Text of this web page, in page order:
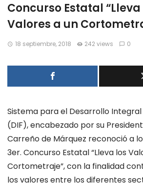
Concurso Estatal “Lleva
Valores a un
18 septiembre, 2018 242 views 0
Sistema para el Desarrollo Integral
(DIF), encabezado por su
Carreño de Márquez reconoció a
3er. Concurso Estatal“Lleva los
Cortometraje”, con la finalidad
los valores entre los diferentes